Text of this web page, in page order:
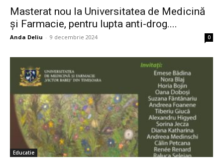
Masterat nou la Universitatea de Medicină
și Farmacie, pentru lupta anti-drog....
Anda Deliu - 9 decembrie 2024 0
Educatie